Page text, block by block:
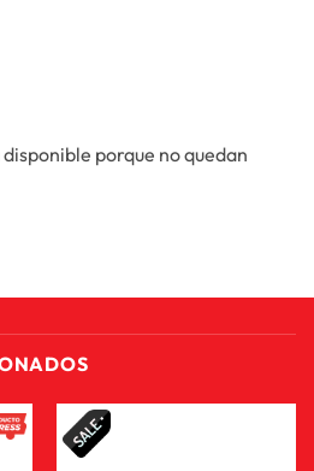
porque no quedan